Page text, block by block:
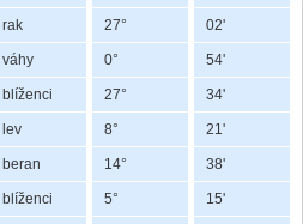
rak 27° 02'
váhy 0° 54'
blíženci 27° 34'
lev 8° 21'
beran 14° 38'
blíženci 5° 15'